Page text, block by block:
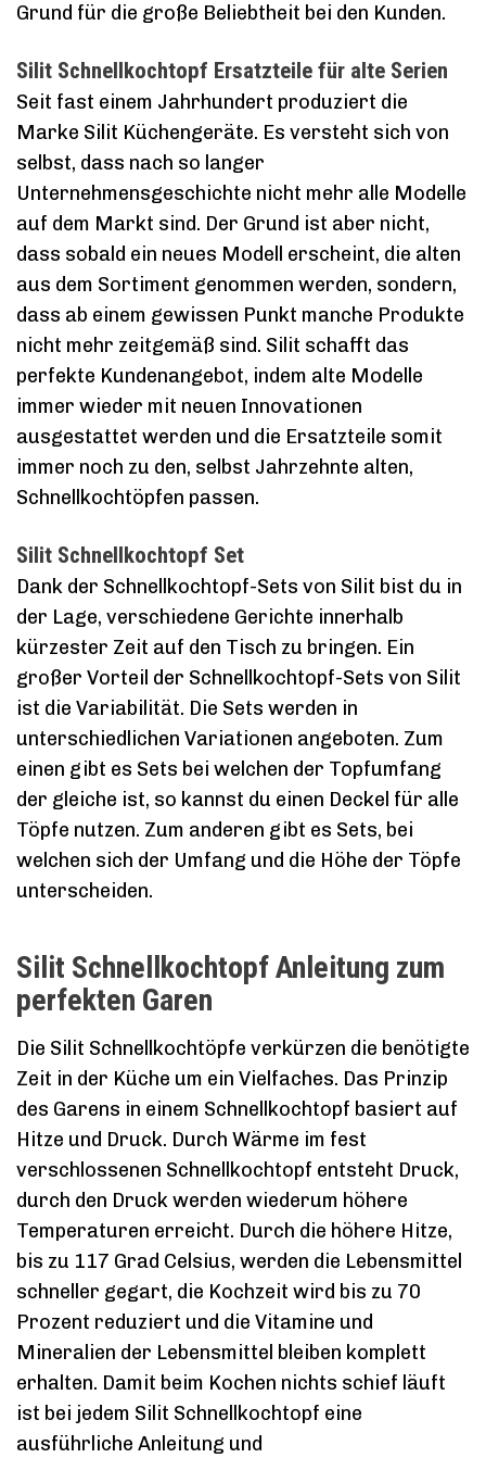
Grund für die große Beliebtheit bei den Kunden.
Silit Schnellkochtopf Ersatzteile für alte Serien
Seit fast einem Jahrhundert produziert die
Marke Silit Küchengeräte. Es versteht sich von
selbst, dass nach so langer
Unternehmensgeschichte nicht mehr alle Modelle
auf dem Markt sind. Der Grund ist aber nicht,
dass sobald ein neues Modell erscheint, die alten
aus dem Sortiment genommen werden, sondern,
dass ab einem gewissen Punkt manche Produkte
nicht mehr zeitgemäß sind. Silit schafft das
perfekte Kundenangebot, indem alte Modelle
immer wieder mit neuen Innovationen
ausgestattet werden und die Ersatzteile somit
immer noch zu den, selbst Jahrzehnte alten,
Schnellkochtöpfen passen.
Silit Schnellkochtopf Set
Dank der Schnellkochtopf-Sets von Silit bist du in
der Lage, verschiedene Gerichte innerhalb
kürzester Zeit auf den Tisch zu bringen. Ein
großer Vorteil der Schnellkochtopf-Sets von Silit
ist die Variabilität. Die Sets werden in
unterschiedlichen Variationen angeboten. Zum
einen gibt es Sets bei welchen der Topfumfang
der gleiche ist, so kannst du einen Deckel für alle
Töpfe nutzen. Zum anderen gibt es Sets, bei
welchen sich der Umfang und die Höhe der Töpfe
unterscheiden.
Silit Schnellkochtopf Anleitung zum
perfekten Garen
Die Silit Schnellkochtöpfe verkürzen die benötigte
Zeit in der Küche um ein Vielfaches. Das Prinzip
des Garens in einem Schnellkochtopf basiert auf
Hitze und Druck. Durch Wärme im fest
verschlossenen Schnellkochtopf entsteht Druck,
durch den Druck werden wiederum höhere
Temperaturen erreicht. Durch die höhere Hitze,
bis zu 117 Grad Celsius, werden die Lebensmittel
schneller gegart, die Kochzeit wird bis zu 70
Prozent reduziert und die Vitamine und
Mineralien der Lebensmittel bleiben komplett
erhalten. Damit beim Kochen nichts schief läuft
ist bei jedem Silit Schnellkochtopf eine
ausführliche Anleitung und